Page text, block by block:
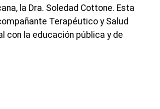
la Dra. Soledad Cottone. Esta
Terapéutico y Salud
con la educación pública y de